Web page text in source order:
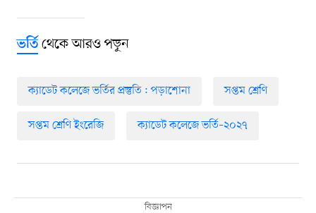
ভর্তিথেকে আরও পড়ুন
ক্যাডেট কলেজে ভর্তির প্রস্তুতি : পড়াশোনা সপ্তম শ্রেণি
সপ্তম শ্রেণি ইংরেজি ক্যাডেট কলেজে ভর্তি–২০২৭